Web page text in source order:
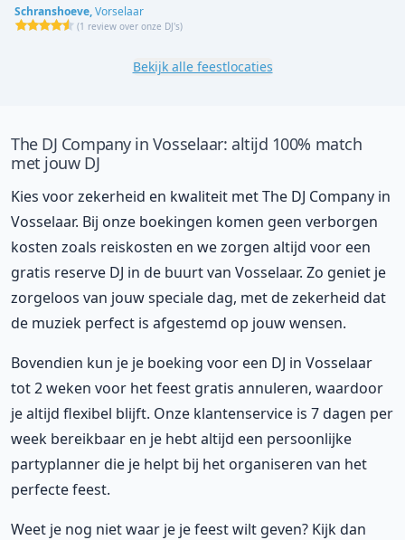
Schranshoeve,Vorselaar
(1 review over onze DJ's)
Bekijk alle feestlocaties
The DJ Company in Vosselaar: altijd 100% match
met jouw DJ
Kies voor zekerheid en kwaliteit met The DJ Company in
Vosselaar. Bij onze boekingen komen geen verborgen
kosten zoals reiskosten en we zorgen altijd voor een
gratis reserve DJ in de buurt van Vosselaar. Zo geniet je
zorgeloos van jouw speciale dag, met de zekerheid dat
de muziek perfect is afgestemd op jouw wensen.
Bovendien kun je je boeking voor een DJ in Vosselaar
tot 2 weken voor het feest gratis annuleren, waardoor
je altijd flexibel blijft. Onze klantenservice is 7 dagen per
week bereikbaar en je hebt altijd een persoonlijke
partyplanner die je helpt bij het organiseren van het
perfecte feest.
Weet je nog niet waar je je feest wilt geven? Kijk dan